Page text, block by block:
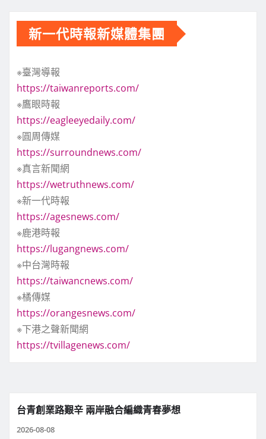
新一代時報新媒體集團
※臺灣導報
https://taiwanreports.com/
※鷹眼時報
https://eagleeyedaily.com/
※圓周傳媒
https://surroundnews.com/
※真言新聞網
https://wetruthnews.com/
※新一代時報
https://agesnews.com/
※鹿港時報
https://lugangnews.com/
※中台灣時報
https://taiwancnews.com/
※橘傳媒
https://orangesnews.com/
※下港之聲新聞網
https://tvillagenews.com/
台青創業路艱辛 兩岸融合編織青春夢想
2026-08-08